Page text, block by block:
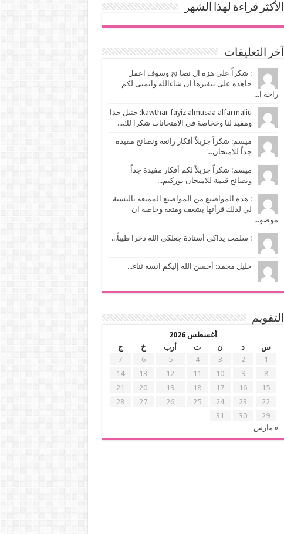
الأكثر قراءة لهذا الشهر
آخر التعليقات
: شكراً على هزه ال نصا ئح وسوف اعمل
جاهده على تنفيزها ان شاءالله واتمنى لكم
راحه ا...
kawthar fayiz almusaa alfarmaliu: جنيل جدا
ومفيد لنا وخخاصة في الامتحانات شكرا لك...
ميسم: شكراً جزيلاً أفكار رائعة ونصائح مفيدة
جداً للامتحان...
ميسم: شكراً جزيلاً لكم أفكار مفيدة جداً
ونصائح قيمة للامتحان بوركتم...
: هذه المواضيع من المواضيع الممتعه بالنسبة
لي لذلك قرأتها بشغف ومتعة وخاصة ان
موضو...
: سلمت يداكي أستاذة جعلكي الله ذخرا طيباً...
خليل محمد: أحسن الله إليكم آنسة ثناء...
التقويم
أغسطس 2026
س
د ن ث أرب خ
ج
1
2
3
4
5
6
7
8
9
10
11
12
13
14
15
16
17
18
19
20
21
22
23
24
25
26
27
28
29
30
31
« مارس